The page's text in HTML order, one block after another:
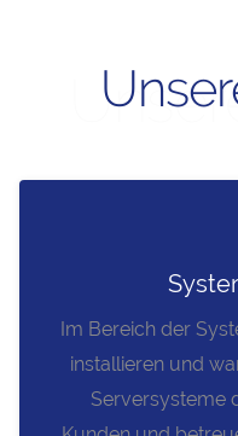
Im Bereich der
installieren und
Serversysteme